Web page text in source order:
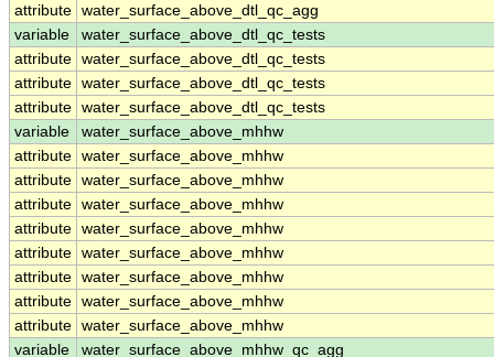
attribute water_surface_above_dtl_qc_agg
variable
water_surface_above_dtl_qc_tests
attribute water_surface_above_dtl_qc_tests
attribute water_surface_above_dtl_qc_tests
attribute water_surface_above_dtl_qc_tests
variable
water_surface_above_mhhw
attribute water_surface_above_mhhw
attribute water_surface_above_mhhw
attribute water_surface_above_mhhw
attribute water_surface_above_mhhw
attribute water_surface_above_mhhw
attribute water_surface_above_mhhw
attribute water_surface_above_mhhw
attribute water_surface_above_mhhw
variable
water_surface_above_mhhw_qc_agg